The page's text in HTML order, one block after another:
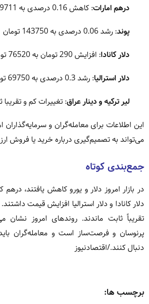
درهم امارات: کاهش 0.16 درصدی به 19711 تومان
پوند: رشد 0.06 درصدی به 143750 تومان
دلار کانادا: افزایش 290 تومان به 76520 تومان
دلار استرالیا: رشد 0.3 درصدی به 69750 تومان
لیر ترکیه و دینار عراق: تغییرات کم و تقریبا
این اطلاعات برای معامله‌گران و سرمایه‌گذاران
می‌تواند به تصمیم‌گیری درباره خرید یا فروش
جمع‌بندی کوتاه
در بازار امروز دلار و یورو کاهش یافتند، درهم
دلار کانادا و دلار استرالیا افزایش قیمت
تقریباً ثابت ماندند. روندهای امروز نشان
پرنوسان و فرصت‌ساز است و معامله‌گران
دنبال کنند./اقتصادنیوز
برچسب ها: